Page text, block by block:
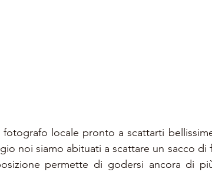
fotografo locale pronto a scattarti
noi siamo abituati a scattare un sacco di
permette di godersi ancora di